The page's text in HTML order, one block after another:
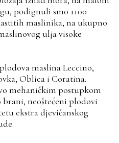
podignuli smo 1100
maslinika, na ukupno
ulja visoke
maslina Leccino,
Oblica i Coratina.
mehaničkim postupkom
neoštećeni plodovi
ekstra djevičanskog